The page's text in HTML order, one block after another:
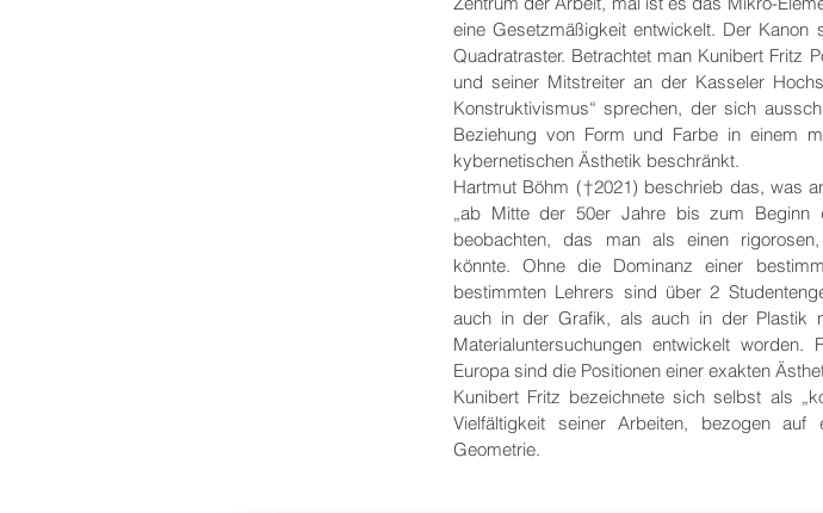
eine Gesetzmäßigkeit entwickelt. Der
Quadratraster. Betrachtet man Kunibert Fritz
und seiner Mitstreiter an der Kasseler
Konstruktivismus“ sprechen, der sich
Beziehung von Form und Farbe in einem
kybernetischen Ästhetik beschränkt.
Hartmut Böhm (†2021) beschrieb das, was
„ab Mitte der 50er Jahre bis zum Beginn
beobachten, das man als einen
könnte. Ohne die Dominanz einer
bestimmten Lehrers sind über 2
auch in der Grafik, als auch in der Plastik
Materialuntersuchungen entwickelt
Europa sind die Positionen einer exakten
Kunibert Fritz bezeichnete sich selbst als
Vielfältigkeit seiner Arbeiten, bezogen
Geometrie.